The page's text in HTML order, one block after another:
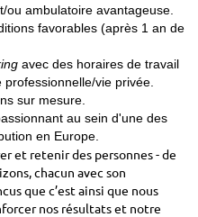
ou ambulatoire avantageuse.
favorables (après 1 an de
avec des horaires de travail
vie privée.
sur mesure.
au sein d'une des
en Europe.
et retenir des personnes - de
chacun avec son
que c’est ainsi que nous
nos résultats et notre